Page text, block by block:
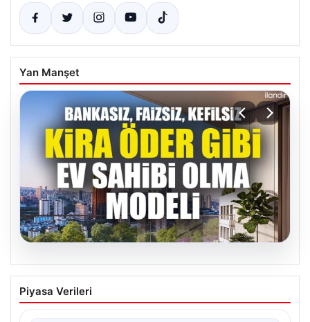
Yan Manşet
05.08.2026
DAP Yapı’dan Yenilikçi Bir Adım: Emlak
Konut Güvencesiyle Kendi Kendini
Piyasa Verileri